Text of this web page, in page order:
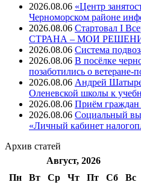
2026.08.06 «Центр
Черноморском районе
2026.08.06 Стартовал I
СТРАНА – МОИ
2026.08.06 Система
2026.08.06 В посёлке
позаботились о ветеране-
2026.08.06 Андрей
Оленевской школы к
2026.08.06 Приём граждан
2026.08.06 Социальный
«Личный кабинет
Архив статей
Август, 2026
Пн
Вт Ср Чт Пт Cб
Вс